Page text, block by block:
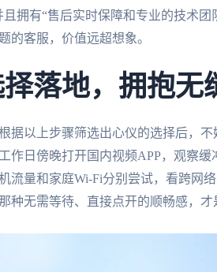
拥有“售后实时保障和专业的技术团
的客服，价值远超想象。
落地，拥抱无
据以上步骤筛选出心仪的选择后，不
作日傍晚打开国内视频APP，观察
流量和家庭Wi-Fi分别尝试，看跨网
种无需等待、直接点开的顺畅感，才